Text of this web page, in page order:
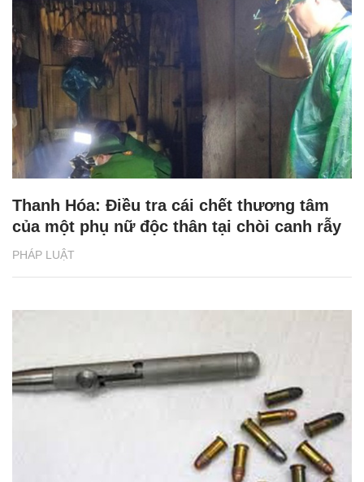
PHÁP LUẬT
Thanh Hóa: Điều tra cái chết thương tâm
của một phụ nữ độc thân tại chòi canh rẫy